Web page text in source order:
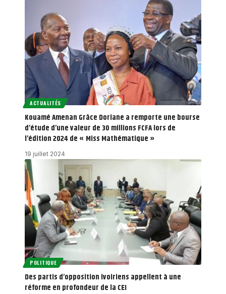
ACTUALITÉS
Kouamé Amenan Grâce Doriane a remporte une bourse
d’étude d’une valeur de 30 millions FCFA lors de
l’édition 2024 de « Miss Mathématique »
19 juillet 2024
POLITIQUE
Des partis d’opposition ivoiriens appellent à une
réforme en profondeur de la CEI